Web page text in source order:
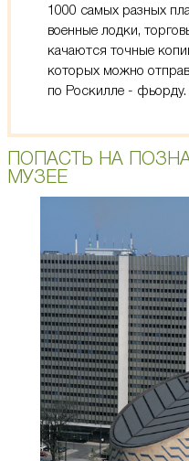
1000 самых разных
военные лодки,
качаются точные
которых можно
по Роскилле - фьорду.
ПОПАСТЬ НА
МУЗЕЕ